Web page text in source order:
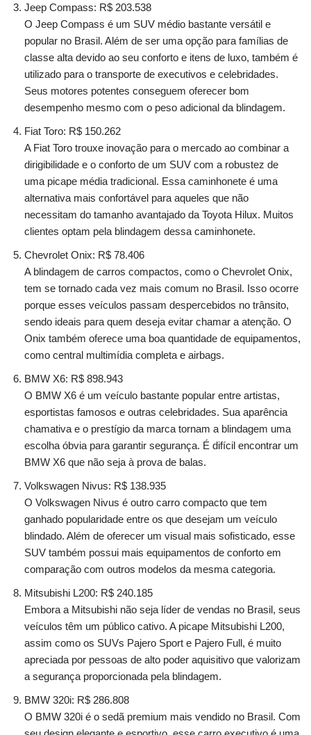
Jeep Compass: R$ 203.538
O Jeep Compass é um SUV médio bastante versátil e
popular no Brasil. Além de ser uma opção para famílias de
classe alta devido ao seu conforto e itens de luxo, também é
utilizado para o transporte de executivos e celebridades.
Seus motores potentes conseguem oferecer bom
desempenho mesmo com o peso adicional da blindagem.
Fiat Toro: R$ 150.262
A Fiat Toro trouxe inovação para o mercado ao combinar a
dirigibilidade e o conforto de um SUV com a robustez de
uma picape média tradicional. Essa caminhonete é uma
alternativa mais confortável para aqueles que não
necessitam do tamanho avantajado da Toyota Hilux. Muitos
clientes optam pela blindagem dessa caminhonete.
Chevrolet Onix: R$ 78.406
A blindagem de carros compactos, como o Chevrolet Onix,
tem se tornado cada vez mais comum no Brasil. Isso ocorre
porque esses veículos passam despercebidos no trânsito,
sendo ideais para quem deseja evitar chamar a atenção. O
Onix também oferece uma boa quantidade de equipamentos,
como central multimídia completa e airbags.
BMW X6: R$ 898.943
O BMW X6 é um veículo bastante popular entre artistas,
esportistas famosos e outras celebridades. Sua aparência
chamativa e o prestígio da marca tornam a blindagem uma
escolha óbvia para garantir segurança. É difícil encontrar um
BMW X6 que não seja à prova de balas.
Volkswagen Nivus: R$ 138.935
O Volkswagen Nivus é outro carro compacto que tem
ganhado popularidade entre os que desejam um veículo
blindado. Além de oferecer um visual mais sofisticado, esse
SUV também possui mais equipamentos de conforto em
comparação com outros modelos da mesma categoria.
Mitsubishi L200: R$ 240.185
Embora a Mitsubishi não seja líder de vendas no Brasil, seus
veículos têm um público cativo. A picape Mitsubishi L200,
assim como os SUVs Pajero Sport e Pajero Full, é muito
apreciada por pessoas de alto poder aquisitivo que valorizam
a segurança proporcionada pela blindagem.
BMW 320i: R$ 286.808
O BMW 320i é o sedã premium mais vendido no Brasil. Com